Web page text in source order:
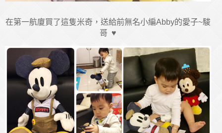
在第一航廈買了這隻米奇，送給前無名小編Abby的愛子~駿
哥 ♥